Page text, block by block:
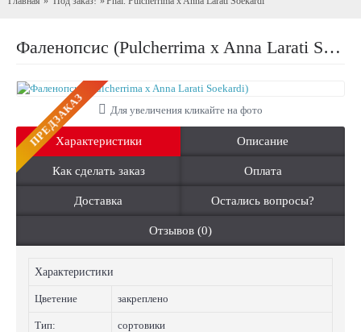
Фаленопсис (Pulcherrima x Anna Larati Soekardi)
ПРЕДЗАКАЗ Для увеличения кликайте на фото
Характеристики Описание
Как сделать заказ Оплата
Доставка Остались вопросы?
Отзывов (0)
Характеристики
Цветение закреплено
Тип: сортовики